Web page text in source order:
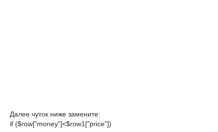
Далее чуток ниже замените:
if ($row["money"]<$row1["price"])